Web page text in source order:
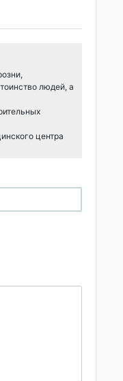
людей, а
центра